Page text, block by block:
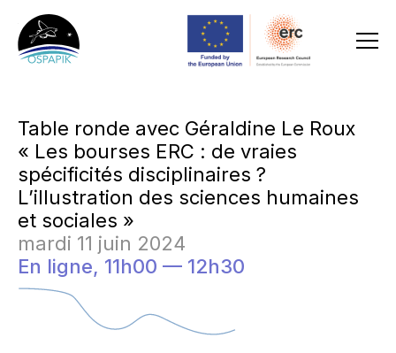
Table ronde avec Géraldine Le Roux
« Les bourses ERC : de vraies
spécificités disciplinaires ?
L’illustration des sciences humaines
et sociales »
mardi 11 juin 2024
En ligne, 11h00 — 12h30